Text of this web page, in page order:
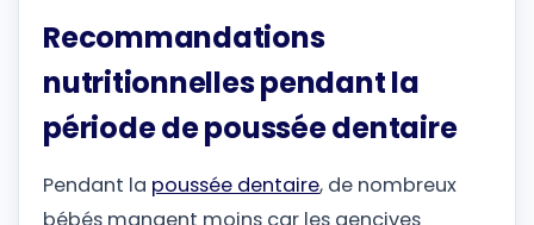
Recommandations
nutritionnelles pendant la
période de poussée dentaire
Pendant la poussée dentaire, de nombreux